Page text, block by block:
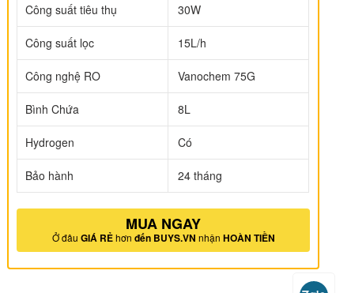
Công suất tiêu thụ 30W
Công suất lọc 15L/h
Công nghệ RO Vanochem 75G
Bình Chứa 8L
Hydrogen Có
Bảo hành 24 tháng
MUA NGAY
Ở đâu GIÁ RẺhơn đến BUYS.VN nhận HOÀN TIỀN